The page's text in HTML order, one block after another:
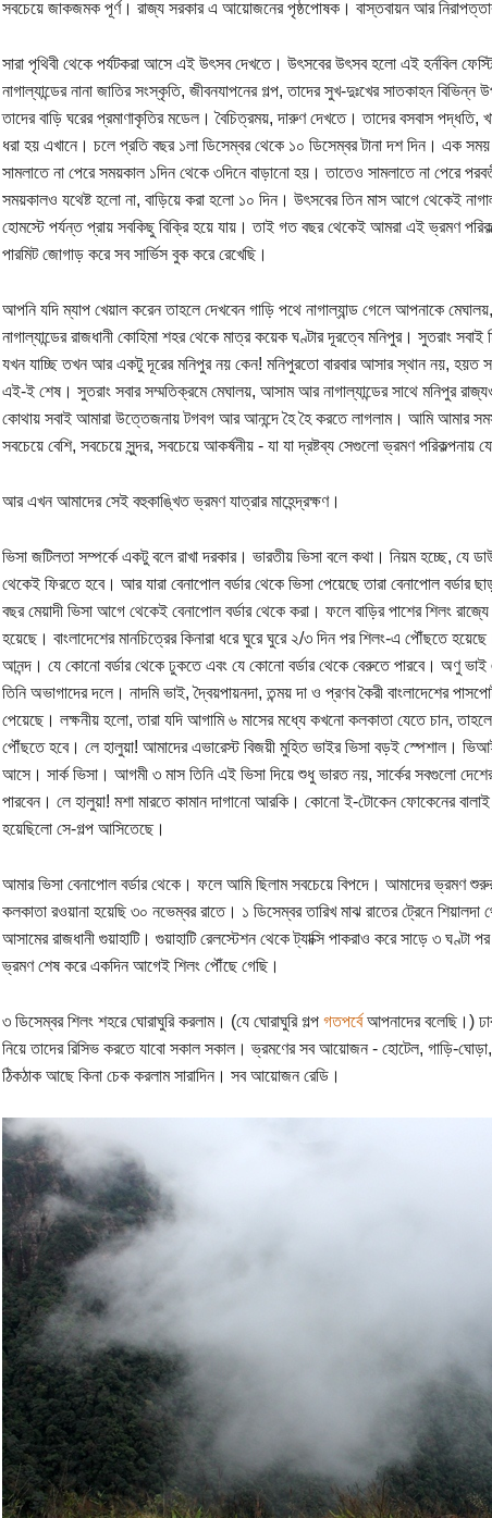
সবচেয়ে জাকজমক পূর্ণ। রাজ্য সরকার এ আয়োজনের পৃষ্ঠপোষক। বাস্তবায়ন আর নিরাপত্তার
সারা পৃথিবী থেকে পর্যটকরা আসে এই উৎসব দেখতে। উৎসবের উৎসব হলো এই হর্নবিল
নাগাল্যান্ডের নানা জাতির সংস্কৃতি, জীবনযাপনের গল্প, তাদের সুখ-দুঃখের সাতকাহন
তাদের বাড়ি ঘরের প্রমাণাকৃতির মডেল। বৈচিত্রময়, দারুণ দেখতে। তাদের বসবাস পদ্ধতি,
ধরা হয় এখানে। চলে প্রতি বছর ১লা ডিসেম্বর থেকে ১০ ডিসেম্বর টানা দশ দিন। এক
সামলাতে না পেরে সময়কাল ১দিন থেকে ৩দিনে বাড়ানো হয়। তাতেও সামলাতে না পেরে
সময়কালও যথেষ্ট হলো না, বাড়িয়ে করা হলো ১০ দিন। উৎসবের তিন মাস আগে থেকেই
হোমস্টে পর্যন্ত প্রায় সবকিছু বিক্রি হয়ে যায়। তাই গত বছর থেকেই আমরা এই ভ্রমণ
পারমিট জোগাড় করে সব সার্ভিস বুক করে রেখেছি।
আপনি যদি ম্যাপ খেয়াল করেন তাহলে দেখবেন গাড়ি পথে নাগাল্যান্ড গেলে আপনাকে
নাগাল্যান্ডের রাজধানী কোহিমা শহর থেকে মাত্র কয়েক ঘণ্টার দূরত্বে মনিপুর। সুতরাং
যখন যাচ্ছি তখন আর একটু দূরের মনিপুর নয় কেন! মনিপুরতো বারবার আসার স্থান নয়,
এই-ই শেষ। সুতরাং সবার সম্মতিক্রমে মেঘালয়, আসাম আর নাগাল্যান্ডের সাথে মনিপুর
কোথায় সবাই আমারা উত্তেজনায় টগবগ আর আনন্দে হৈ হৈ করতে লাগলাম। আমি আমার
সবচেয়ে বেশি, সবচেয়ে সুন্দর, সবচেয়ে আকর্ষনীয় - যা যা দ্রষ্টব্য সেগুলো ভ্রমণ পরিকল্পনায়
আর এখন আমাদের সেই বহুকাঙ্খিত ভ্রমণ যাত্রার মাহেন্দ্রক্ষণ।
ভিসা জটিলতা সম্পর্কে একটু বলে রাখা দরকার। ভারতীয় ভিসা বলে কথা। নিয়ম হচ্ছে, যে
থেকেই ফিরতে হবে। আর যারা বেনাপোল বর্ডার থেকে ভিসা পেয়েছে তারা বেনাপোল বর্ডার
বছর মেয়াদী ভিসা আগে থেকেই বেনাপোল বর্ডার থেকে করা। ফলে বাড়ির পাশের শিলং
হয়েছে। বাংলাদেশের মানচিত্রের কিনারা ধরে ঘুরে ঘুরে ২/৩ দিন পর শিলং-এ পৌঁছতে
আনন্দ। যে কোনো বর্ডার থেকে ঢুকতে এবং যে কোনো বর্ডার থেকে বেরুতে পারবে। অণু ভাই
তিনি অভাগাদের দলে। নাদমি ভাই, দ্বৈয়পায়নদা, তন্ময় দা ও প্রণব কৈরী বাংলাদেশের
পেয়েছে। লক্ষনীয় হলো, তারা যদি আগামি ৬ মাসের মধ্যে কখনো কলকাতা যেতে চান,
পৌঁছতে হবে। লে হালুয়া! আমাদের এভারেস্ট বিজয়ী মুহিত ভাইর ভিসা বড়ই স্পেশাল।
আসে। সার্ক ভিসা। আগমী ৩ মাস তিনি এই ভিসা দিয়ে শুধু ভারত নয়, সার্কের সবগুলো
পারবেন। লে হালুয়া! মশা মারতে কামান দাগানো আরকি। কোনো ই-টোকেন ফোকেনের
হয়েছিলো সে-গল্প আসিতেছে।
আমার ভিসা বেনাপোল বর্ডার থেকে। ফলে আমি ছিলাম সবচেয়ে বিপদে। আমাদের ভ্রমণ
কলকাতা রওয়ানা হয়েছি ৩০ নভেম্বর রাতে। ১ ডিসেম্বর তারিখ মাঝ রাতের ট্রেনে
আসামের রাজধানী গুয়াহাটি। গুয়াহাটি রেলস্টেশন থেকে ট্যাক্সি পাকরাও করে সাড়ে ৩ ঘণ্টা
ভ্রমণ শেষ করে একদিন আগেই শিলং পৌঁছে গেছি।
৩ ডিসেম্বর শিলং শহরে ঘোরাঘুরি করলাম। (যে ঘোরাঘুরি গল্প গতপর্বেআপনাদের বলেছি।)
নিয়ে তাদের রিসিভ করতে যাবো সকাল সকাল। ভ্রমণের সব আয়োজন - হোটেল, গাড়ি-ঘোড়া,
ঠিকঠাক আছে কিনা চেক করলাম সারাদিন। সব আয়োজন রেডি।